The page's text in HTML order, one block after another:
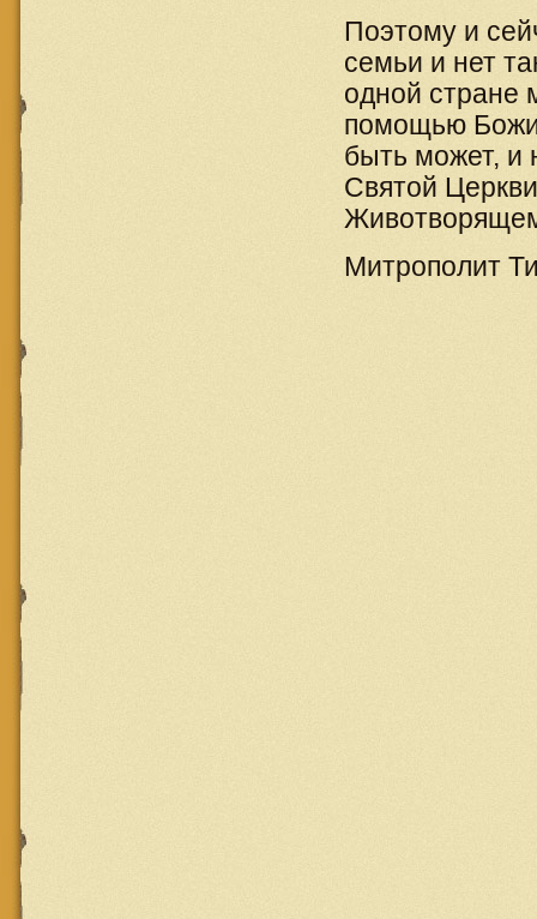
Поэтому и
семьи и нет
одной стране
помощью
быть может, и
Святой
Митрополит